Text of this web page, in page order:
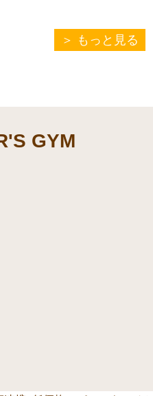
もっと見る
GYM